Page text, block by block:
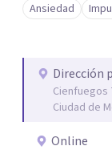
Ansiedad
Dirección
Cienfuegos
Ciudad de
Online